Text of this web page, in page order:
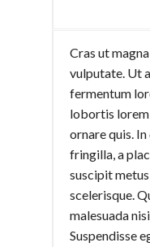
Cras ut
vulputate. Ut
fermentum
lobortis lorem
ornare quis.
fringilla, a
suscipit
scelerisque.
malesuada
Suspendisse